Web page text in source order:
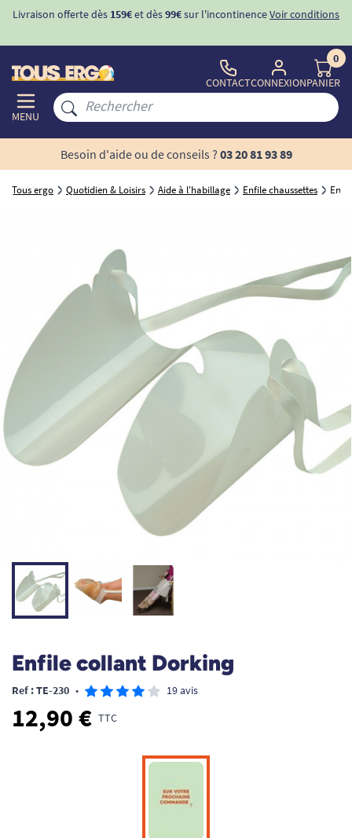
Livraison offerte dès 159€et dès99€sur l'incontinenceVoir conditions
MENU
CONTACTCONNEXION
0
PANIER
Besoin d'aide ou de conseils ? 03 20 81 93 89
Tous ergo Quotidien & Loisirs Aide à l'habillage Enfile chaussettes
Enfile collant Dorking
Ref : TE-230 • 19 avis
12,90 € TTC